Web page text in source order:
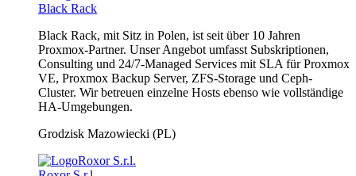
Black Rack
Black Rack, mit Sitz in Polen, ist seit über 10 Jahren
Proxmox-Partner. Unser Angebot umfasst Subskriptionen,
Consulting und 24/7-Managed Services mit SLA für Proxmox
VE, Proxmox Backup Server, ZFS-Storage und Ceph-
Cluster. Wir betreuen einzelne Hosts ebenso wie vollständige
HA-Umgebungen.
Grodzisk Mazowiecki (PL)